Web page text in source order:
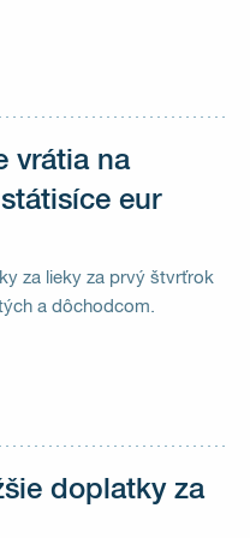
vrátia na
eur
za lieky za prvý štvrťrok
a dôchodcom.
doplatky za